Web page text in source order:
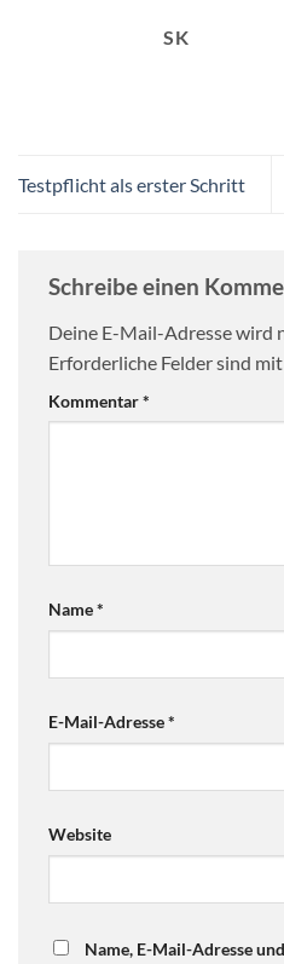
SK
Testpflicht als erster Schritt
Schreibe einen
Deine E-Mail-Adresse wird
Erforderliche Felder sind mit
Kommentar*
Name*
E-Mail-Adresse*
Website
Name, E-Mail-Adresse